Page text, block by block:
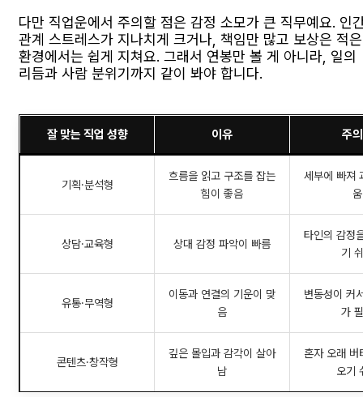
다만 직업운에서 주의할 점은 감정 소모가 큰 직무예요. 인
관계 스트레스가 지나치게 크거나, 책임만 많고 보상은 적은
환경에서는 쉽게 지쳐요. 그래서 연봉만 볼 게 아니라, 일의
리듬과 사람 분위기까지 같이 봐야 합니다.
잘 맞는 직업 성향 이유 주
기획·분석형
흐름을 읽고 구조를 잡는
힘이 좋음
세부에 빠져
움
상담·교육형 상대 감정 파악이 빠름
타인의 감정
기
유통·무역형
이동과 연결의 기운이 맞
음
변동성이 커
가
콘텐츠·창작형
깊은 몰입과 감각이 살아
남
혼자 오래 버
오기